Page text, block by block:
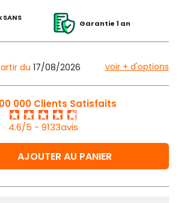
Garantie 1 an
du 17/08/2026 voir + d'options
000 Clients Satisfaits
4.6/5 - 9133avis
AJOUTER AU PANIER